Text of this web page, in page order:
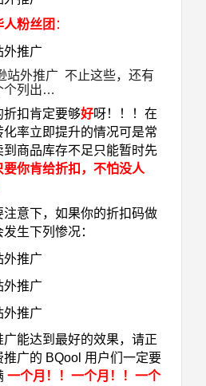
粉丝团 ：
站外推广 不止这些，还有
个列出…
折扣肯定要够好呀！！！在
率立即提升的情况可是常
商品库存不足只能暂时先
要你肯给折扣，不怕没人
意下，如果你的折扣码做
生下列惨况：
能达到最好的效果，请正
广的 BQool 用户们一定要
一个月！！一个月！！一个